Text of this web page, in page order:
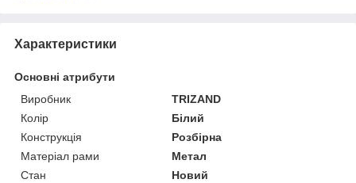
Характеристики
Основні атрибути
Виробник
TRIZAND
Колір
Білий
Конструкція
Розбірна
Матеріал рами
Метал
Стан
Новий